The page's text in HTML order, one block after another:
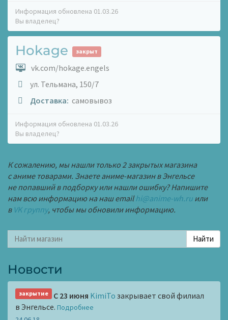
Информация обновлена 01.03.26
Вы владелец?
Hokage закрыт
vk.com/hokage.engels
ул. Тельмана, 150/7
Доставка: самовывоз
Информация обновлена 01.03.26
Вы владелец?
К сожалению, мы нашли только 2 закрытых магазина
с аниме товарами. Знаете аниме-магазин в Энгельсе
не попавший в подборку или нашли ошибку? Напишите
нам всю информацию на наш emailhi@anime-wh.ru или
в VK группу, чтобы мы обновили информацию.
Новости
закрытие С 23 июня KimiTo закрывает свой филиал
в Энгельсе. Подробнее